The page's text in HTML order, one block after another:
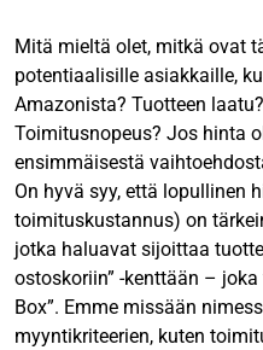
Mitä mieltä olet, mitkä ovat
potentiaalisille asiakkaille,
Amazonista? Tuotteen
Toimitusnopeus? Jos hinta
ensimmäisestä
On hyvä syy, että lopullinen
toimituskustannus) on
jotka haluavat sijoittaa
ostoskoriin” -kenttään –
Box”. Emme missään
myyntikriteerien, kuten